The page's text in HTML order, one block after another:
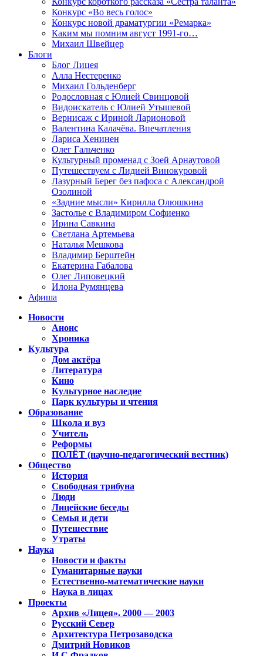
Конкурс «Во весь голос»
Конкурс новой драматургии «Ремарка»
Каким мы помним август 1991-го…
Михаил Швейцер
Блоги
Блог Лицея
Алла Нестеренко
Михаил Гольденберг
Родословная с Юлией Свинцовой
Видоискатель с Юлией Утышевой
Вернисаж с Ириной Ларионовой
Валентина Калачёва. Впечатления
Лариса Хенинен
Олег Гальченко
Культурный променад с Зоей Арнаутовой
Путешествуем с Лидией Винокуровой
Лазурный Берег без пафоса с Александрой
Озолиной
«Задние мысли» Кирилла Олюшкина
Застолье с Владимиром Софиенко
Ирина Савкина
Светлана Артемьева
Наталья Мешкова
Владимир Берштейн
Екатерина Габалова
Олег Липовецкий
Илона Румянцева
Афиша
Новости
Анонс
Хроника
Культура
Дом актёра
Литература
Кино
Культурное наследие
Парк культуры и чтения
Образование
Школа и вуз
Учитель
Реформы
ПОЛЁТ (научно-педагогический вестник)
Общество
История
Свободная трибуна
Люди
Лицейские беседы
Семья и дети
Путешествие
Утраты
Наука
Новости и факты
Гуманитарные науки
Естественно-математические науки
Наука в лицах
Проекты
Архив «Лицея». 2000 — 2003
Русский Север
Архитектура Петрозаводска
Дмитрий Новиков